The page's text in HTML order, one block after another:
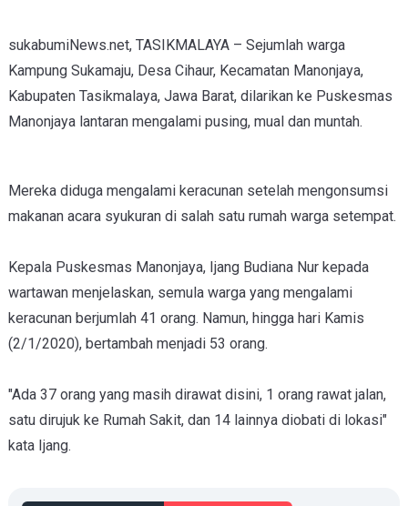
sukabumiNews.net, TASIKMALAYA – Sejumlah warga
Kampung Sukamaju, Desa Cihaur, Kecamatan Manonjaya,
Kabupaten Tasikmalaya, Jawa Barat, dilarikan ke Puskesmas
Manonjaya lantaran mengalami pusing, mual dan muntah.
Mereka diduga mengalami keracunan setelah mengonsumsi
makanan acara syukuran di salah satu rumah warga setempat.
Kepala Puskesmas Manonjaya, Ijang Budiana Nur kepada
wartawan menjelaskan, semula warga yang mengalami
keracunan berjumlah 41 orang. Namun, hingga hari Kamis
(2/1/2020), bertambah menjadi 53 orang.
"Ada 37 orang yang masih dirawat disini, 1 orang rawat jalan,
satu dirujuk ke Rumah Sakit, dan 14 lainnya diobati di lokasi"
kata Ijang.